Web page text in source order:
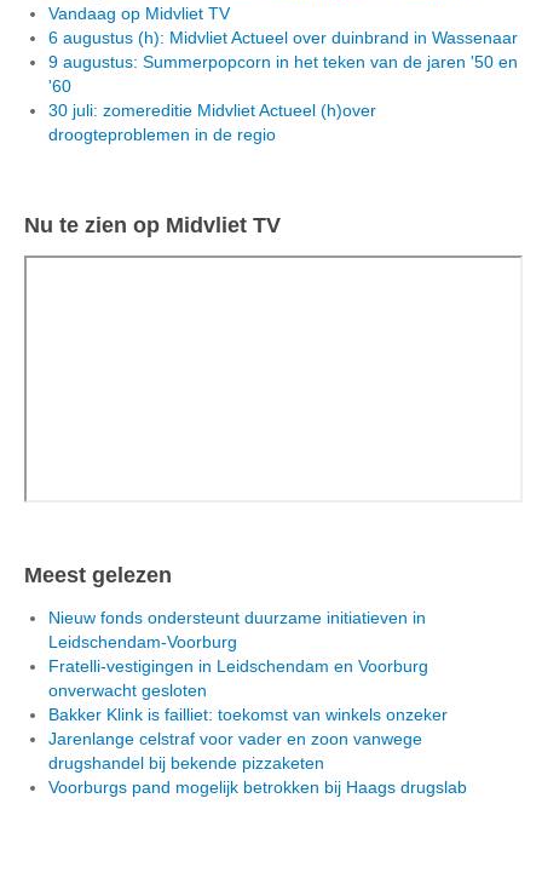
Vandaag op Midvliet TV
6 augustus (h): Midvliet Actueel over duinbrand in Wassenaar
9 augustus: Summerpopcorn in het teken van de jaren '50 en
'60
30 juli: zomereditie Midvliet Actueel (h)over
droogteproblemen in de regio
Nu te zien op Midvliet TV
Meest gelezen
Nieuw fonds ondersteunt duurzame initiatieven in
Leidschendam-Voorburg
Fratelli-vestigingen in Leidschendam en Voorburg
onverwacht gesloten
Bakker Klink is failliet: toekomst van winkels onzeker
Jarenlange celstraf voor vader en zoon vanwege
drugshandel bij bekende pizzaketen
Voorburgs pand mogelijk betrokken bij Haags drugslab